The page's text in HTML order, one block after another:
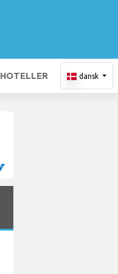
HOTELLER dansk